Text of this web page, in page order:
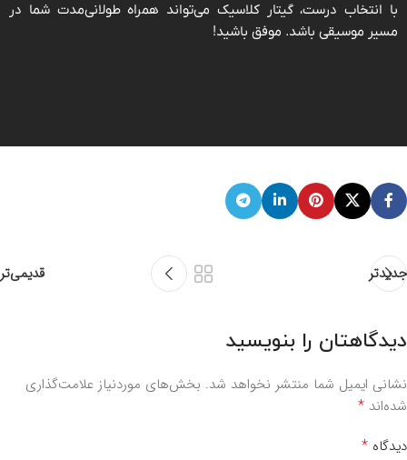
با انتخاب درست، گیتار کلاسیک می‌تواند همراه طولانی‌مدت شما در
مسیر موسیقی باشد. موفق باشید!
جدیدتر قدیمی‌تر
دیدگاهتان را بنویسید
نشانی ایمیل شما منتشر نخواهد شد. بخش‌های موردنیاز علامت‌گذاری
شده‌اند *
دیدگاه *